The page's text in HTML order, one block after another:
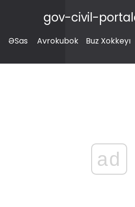
gov-civil-
ƏSas Avrokubok Buz Xokkeyı
ad